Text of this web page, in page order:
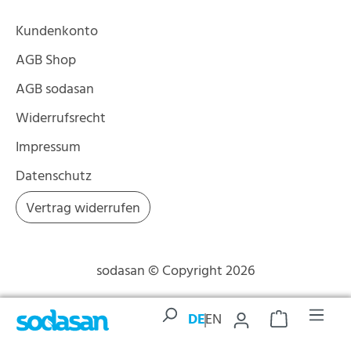
DEEN
Warenkorb
Kundenkonto
AGB Shop
AGB sodasan
Widerrufsrecht
Impressum
Datenschutz
Vertrag widerrufen
sodasan © Copyright 2026